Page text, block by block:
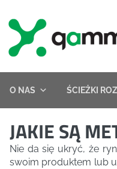
O NAS ŚCIEŻKI
JAKIE SĄ
Nie da się ukryć, że
swoim produktem lub